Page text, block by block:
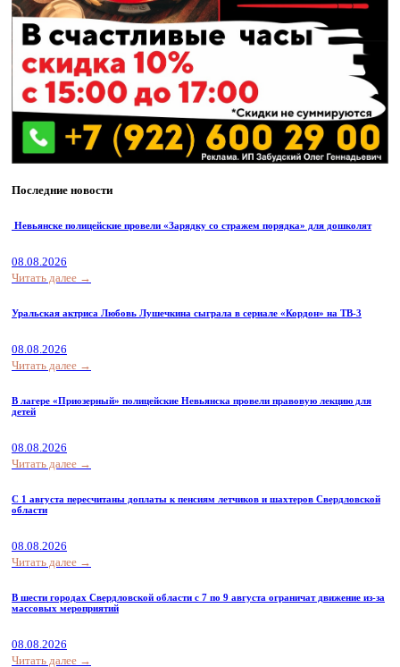
Последние новости
Невьянске полицейские провели «Зарядку со стражем порядка» для дошколят
08.08.2026
Читать далее →
Уральская актриса Любовь Лушечкина сыграла в сериале «Кордон» на ТВ-3
08.08.2026
Читать далее →
В лагере «Приозерный» полицейские Невьянска провели правовую лекцию для
детей
08.08.2026
Читать далее →
С 1 августа пересчитаны доплаты к пенсиям летчиков и шахтеров Свердловской
области
08.08.2026
Читать далее →
В шести городах Свердловской области с 7 по 9 августа ограничат движение из-за
массовых мероприятий
08.08.2026
Читать далее →